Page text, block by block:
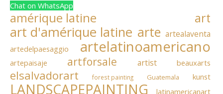
Chat on WhatsApp
amérique latine art
art d'amérique latine arte artealaventa
artedelpaesaggio artelatinoamericano
artepaisaje artforsale artist beauxarts
elsalvadorart forest painting Guatemala kunst
LANDSCAPEPAINTING latinamericanart